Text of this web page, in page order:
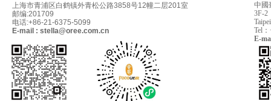
上海市青浦区白鹤镇外青松公路3858号12幢二层201室
邮编:201709
电话:+86-21-6375-5099
E-mail : stella@oree.com.cn
中國
3F-2
Tel
E-